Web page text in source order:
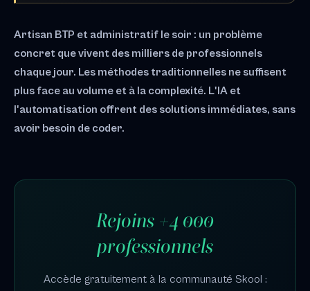
Artisan BTP et administratif le soir : un problème
concret que vivent des milliers de professionnels
chaque jour. Les méthodes traditionnelles ne suffisent
plus face au volume et à la complexité. L'IA et
l'automatisation offrent des solutions immédiates, sans
avoir besoin de coder.
Rejoins +4 000
professionnels
Accède gratuitement à la communauté Skool :